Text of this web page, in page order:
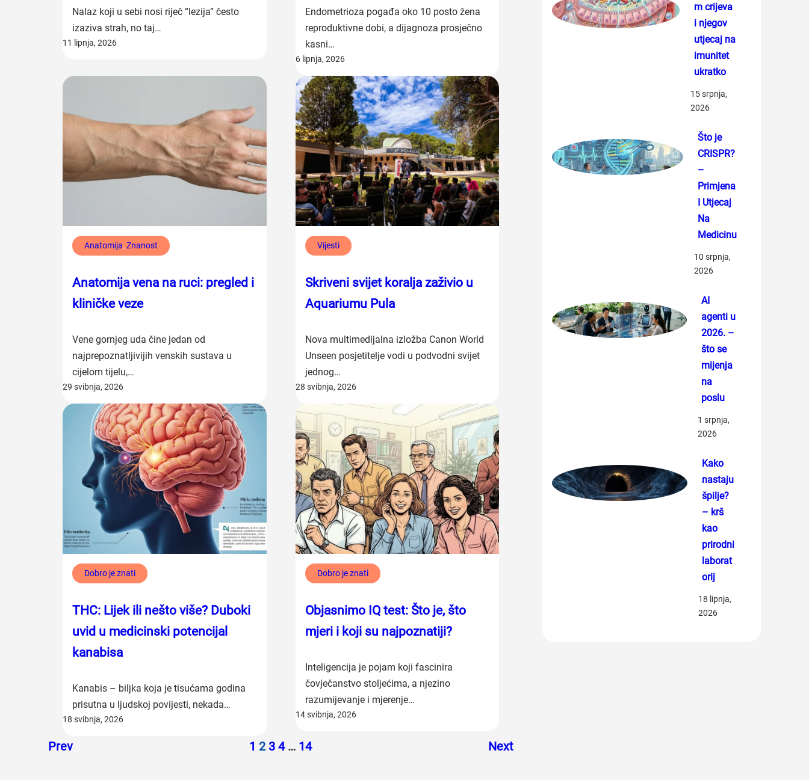
Nalaz koji u sebi nosi riječ “lezija” često
izaziva strah, no taj…
11 lipnja, 2026
Endometrioza pogađa oko 10 posto žena
reproduktivne dobi, a dijagnoza prosječno
kasni…
6 lipnja, 2026
Anatomija, Znanost
Anatomija vena na ruci: pregled i
kliničke veze
Vene gornjeg uda čine jedan od
najprepoznatljivijih venskih sustava u
cijelom tijelu,…
29 svibnja, 2026
Vijesti
Skriveni svijet koralja zaživio u
Aquariumu Pula
Nova multimedijalna izložba Canon World
Unseen posjetitelje vodi u podvodni svijet
jednog…
28 svibnja, 2026
Dobro je znati
THC: Lijek ili nešto više? Duboki
uvid u medicinski potencijal
kanabisa
Kanabis – biljka koja je tisućama godina
prisutna u ljudskoj povijesti, nekada…
18 svibnja, 2026
Dobro je znati
Objasnimo IQ test: Što je, što
mjeri i koji su najpoznatiji?
Inteligencija je pojam koji fascinira
čovječanstvo stoljećima, a njezino
razumijevanje i mjerenje…
14 svibnja, 2026
Prev 1 2 3 4 … 14 Next
m crijeva
i njegov
utjecaj na
imunitet
ukratko
15 srpnja,
2026
Što je
CRISPR?
–
Primjena
I Utjecaj
Na
Medicinu
10 srpnja,
2026
AI
agenti u
2026. –
što se
mijenja
na
poslu
1 srpnja,
2026
Kako
nastaju
špilje?
– krš
kao
prirodni
laborat
orij
18 lipnja,
2026